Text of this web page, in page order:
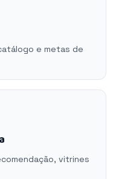
e metas de
vitrines